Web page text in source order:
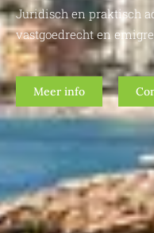
Juridisch en praktisch
vastgoedrecht en
Meer info